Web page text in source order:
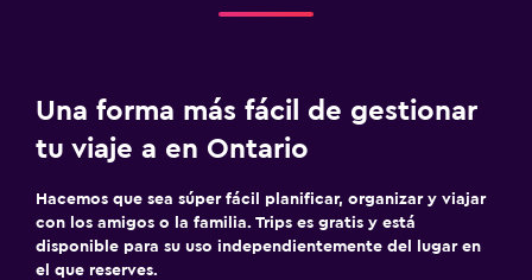
Una forma más fácil de gestionar
tu viaje a en Ontario
Hacemos que sea súper fácil planificar, organizar y viajar
con los amigos o la familia. Trips es gratis y está
disponible para su uso independientemente del lugar en
el que reserves.